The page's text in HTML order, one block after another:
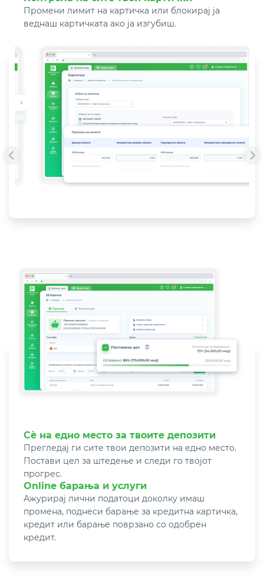
Промени лимит на картичка или блокирај ја
веднаш картичката ако ја изгубиш.
Сѐ на едно место за твоите депозити
Прегледај ги сите твои депозити на едно место.
Постави цел за штедење и следи го твојот
прогрес.
Online барања и услуги
Ажурирај лични податоци доколку имаш
промена, поднеси барање за кредитна картичка,
кредит или барање поврзано со одобрен
кредит.